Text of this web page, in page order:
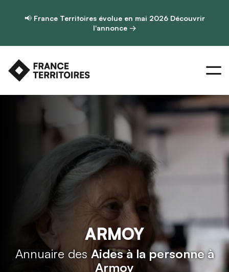
📢 France Territoires évolue en mai 2026 Découvrir
l'annonce →
ARMOY
Annuaire des Aides à la personne à
Armoy